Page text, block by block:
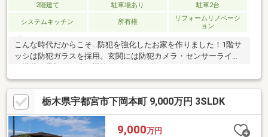
2階建て 駐車場あり 駐車2台
システムキッチン 所有権
リフォームリノベーシ
ョン
こんな時代だからこそ…防犯を強化したお家を作りました！1階サ
ッシは防犯ガラスを採用。玄関には防犯カメラ・センサーライト
スです。また他にも玄関横はフリースペースになっており、アウ
トドアグッズやボードを置いたり、室内干しスペースにも！LDK
は19帖と広々！ゆったりくつろげるヌックスペースも完備してお
ります。駐車は並列2台可能で、住んでから安心の5年間の瑕疵保
険付きです♪お気軽にお問合せください♪
栃木県宇都宮市下岡本町 9,000万円 3SLDK
9,000万円